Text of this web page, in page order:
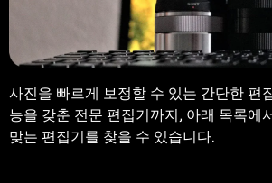
사진을 빠르게 보정할 수 있는 간단한 편
능을 갖춘 전문 편집기까지, 아래 목록에
맞는 편집기를 찾을 수 있습니다.